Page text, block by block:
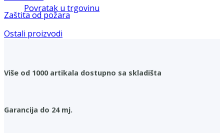
Povratak u trgovinu
Zaštita od požara
Ostali proizvodi
Više od 1000 artikala dostupno sa skladišta
Garancija do 24 mj.